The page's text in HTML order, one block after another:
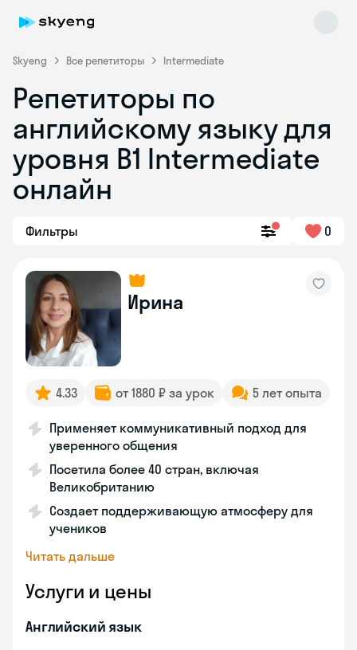
Skyeng Все репетиторы Intermediate
Репетиторы по
английскому языку для
уровня B1 Intermediate
онлайн
Фильтры 0
Ирина
4.33 от 1880 ₽ за урок 5 лет опыта
Применяет коммуникативный подход для
уверенного общения
Посетила более 40 стран, включая
Великобританию
Создает поддерживающую атмосферу для
учеников
Читать дальше
Услуги и цены
Английский язык